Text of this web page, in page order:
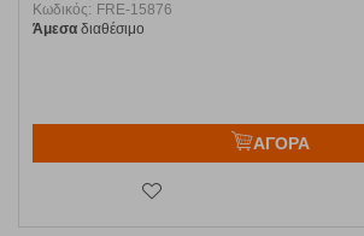
Κωδικός: FRE-15876
Άμεσα διαθέσιμο
ΑΓΟΡΑ